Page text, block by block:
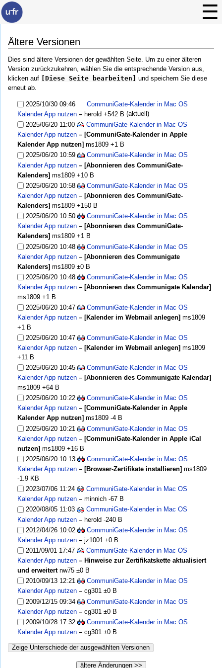
Ältere Versionen
Dies sind ältere Versionen der gewählten Seite. Um zu einer älteren
Version zurückzukehren, wählen Sie die entsprechende Version aus,
klicken auf
[Diese Seite bearbeiten]
und speichern Sie diese
erneut ab.
2025/10/30 09:46
CommuniGate-Kalender in Mac OS
Kalender App nutzen – herold +542 B (aktuell)
2025/06/20 11:00
CommuniGate-Kalender in Mac OS
Kalender App nutzen – [CommuniGate-Kalender in Apple
Kalender App nutzen]ms1809 +1 B
2025/06/20 10:59
CommuniGate-Kalender in Mac OS
Kalender App nutzen – [Abonnieren des CommuniGate-
Kalenders]ms1809 +10 B
2025/06/20 10:58
CommuniGate-Kalender in Mac OS
Kalender App nutzen – [Abonnieren des CommuniGate-
Kalenders]ms1809 +150 B
2025/06/20 10:50
CommuniGate-Kalender in Mac OS
Kalender App nutzen – [Abonnieren des CommuniGate-
Kalenders]ms1809 +1 B
2025/06/20 10:48
CommuniGate-Kalender in Mac OS
Kalender App nutzen – [Abonnieren des Communigate
Kalenders]ms1809 ±0 B
2025/06/20 10:48
CommuniGate-Kalender in Mac OS
Kalender App nutzen – [Abonnieren des Communigate Kalendar]
ms1809 +1 B
2025/06/20 10:47
CommuniGate-Kalender in Mac OS
Kalender App nutzen – [Kalender im Webmail anlegen]ms1809
+1 B
2025/06/20 10:47
CommuniGate-Kalender in Mac OS
Kalender App nutzen – [Kalender im Webmail anlegen]ms1809
+11 B
2025/06/20 10:45
CommuniGate-Kalender in Mac OS
Kalender App nutzen – [Abonnieren des Communigate Kalendar]
ms1809 +64 B
2025/06/20 10:22
CommuniGate-Kalender in Mac OS
Kalender App nutzen – [CommuniGate-Kalender in Apple
Kalender App nutzen]ms1809 -4 B
2025/06/20 10:21
CommuniGate-Kalender in Mac OS
Kalender App nutzen – [CommuniGate-Kalender in Apple iCal
nutzen]ms1809 +16 B
2025/06/20 10:13
CommuniGate-Kalender in Mac OS
Kalender App nutzen – [Browser-Zertifikate installieren]ms1809
-1.9 KB
2023/07/06 11:24
CommuniGate-Kalender in Mac OS
Kalender App nutzen –minnich -67 B
2020/08/05 11:03
CommuniGate-Kalender in Mac OS
Kalender App nutzen –herold -240 B
2012/04/26 10:02
CommuniGate-Kalender in Mac OS
Kalender App nutzen –jz1001 ±0 B
2011/09/01 17:47
CommuniGate-Kalender in Mac OS
Kalender App nutzen – Hinweise zur Zertifikatskette aktualisiert
und erweitert nw75 ±0 B
2010/09/13 12:21
CommuniGate-Kalender in Mac OS
Kalender App nutzen –cg301 ±0 B
2009/12/15 09:34
CommuniGate-Kalender in Mac OS
Kalender App nutzen –cg301 ±0 B
2009/10/28 17:32
CommuniGate-Kalender in Mac OS
Kalender App nutzen –cg301 ±0 B
Zeige Unterschiede der ausgewählten Versionen
ältere Änderungen >>